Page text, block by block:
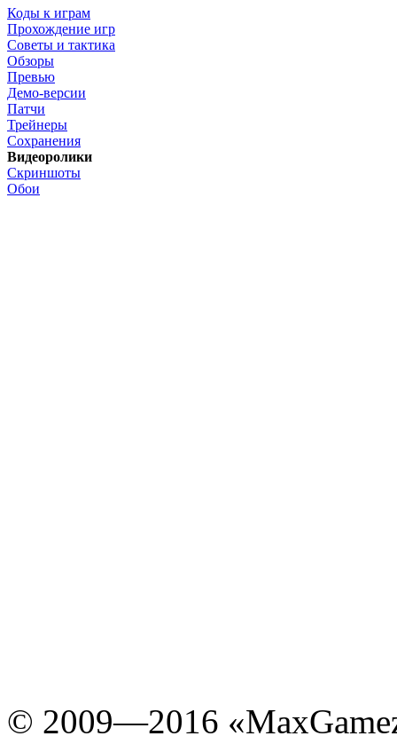
Коды к играм
Прохождение игр
Советы и тактика
Обзоры
Превью
Демо-версии
Патчи
Трейнеры
Сохранения
Видеоролики
Скриншоты
Обои
© 2009—2016